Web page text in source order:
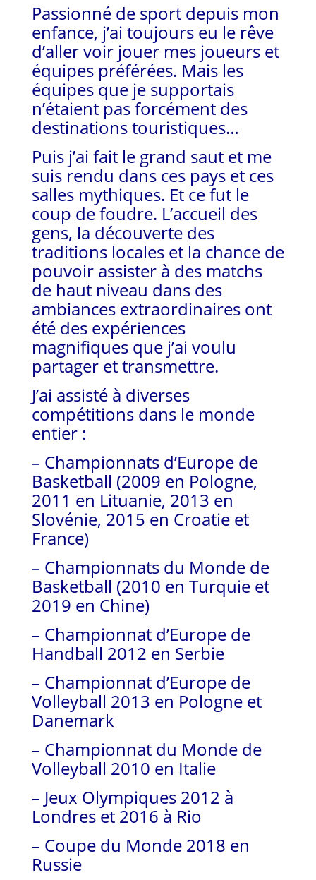
Passionné de sport depuis mon
enfance, j’ai toujours eu le rêve
d’aller voir jouer mes joueurs et
équipes préférées. Mais les
équipes que je supportais
n’étaient pas forcément des
destinations touristiques…
Puis j’ai fait le grand saut et me
suis rendu dans ces pays et ces
salles mythiques. Et ce fut le
coup de foudre. L’accueil des
gens, la découverte des
traditions locales et la chance de
pouvoir assister à des matchs
de haut niveau dans des
ambiances extraordinaires ont
été des expériences
magnifiques que j’ai voulu
partager et transmettre.
J’ai assisté à diverses
compétitions dans le monde
entier :
– Championnats d’Europe de
Basketball (2009 en Pologne,
2011 en Lituanie, 2013 en
Slovénie, 2015 en Croatie et
France)
– Championnats du Monde de
Basketball (2010 en Turquie et
2019 en Chine)
– Championnat d’Europe de
Handball 2012 en Serbie
– Championnat d’Europe de
Volleyball 2013 en Pologne et
Danemark
– Championnat du Monde de
Volleyball 2010 en Italie
– Jeux Olympiques 2012 à
Londres et 2016 à Rio
– Coupe du Monde 2018 en
Russie